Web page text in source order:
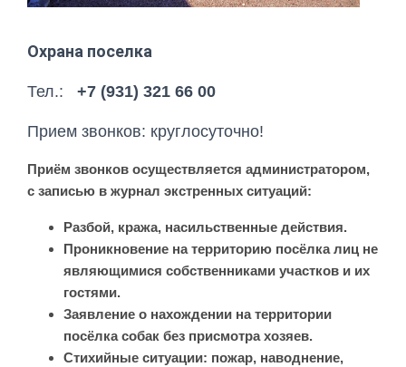
Охрана поселка
Тел.: +7 (931) 321 66 00
Прием звонков: круглосуточно!
Приём звонков осуществляется администратором,
с записью в журнал экстренных ситуаций:
Разбой, кража, насильственные действия.
Проникновение на территорию посёлка лиц не
являющимися собственниками участков и их
гостями.
Заявление о нахождении на территории
посёлка собак без присмотра хозяев.
Стихийные ситуации: пожар, наводнение,